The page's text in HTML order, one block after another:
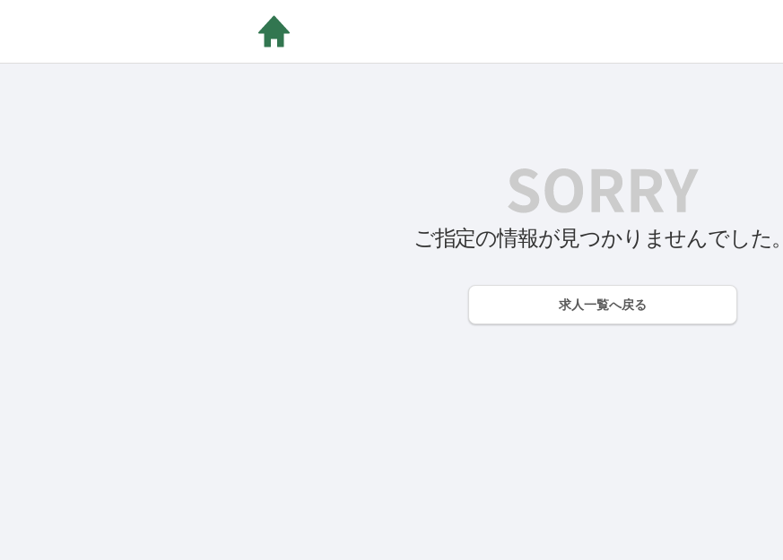
ご指定の情報が見つかりませんでした。
求人一覧へ戻る